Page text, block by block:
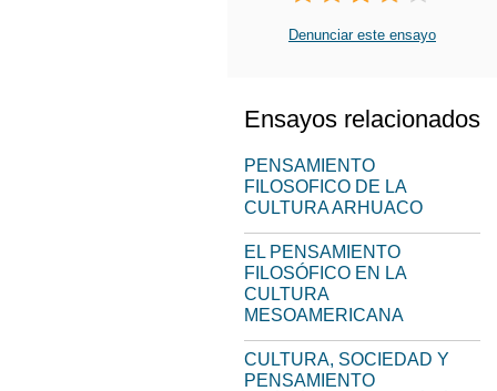
Denunciar este ensayo
Ensayos relacionados
PENSAMIENTO
FILOSOFICO DE LA
CULTURA ARHUACO
EL PENSAMIENTO
FILOSÓFICO EN LA
CULTURA
MESOAMERICANA
CULTURA, SOCIEDAD Y
PENSAMIENTO